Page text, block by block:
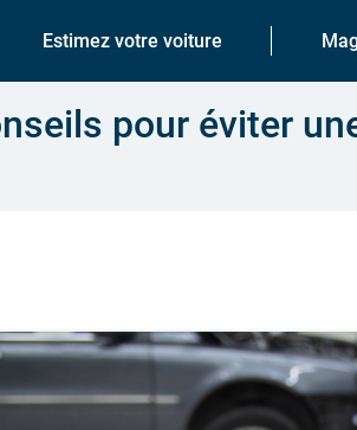
Estimez votre voiture
pour éviter